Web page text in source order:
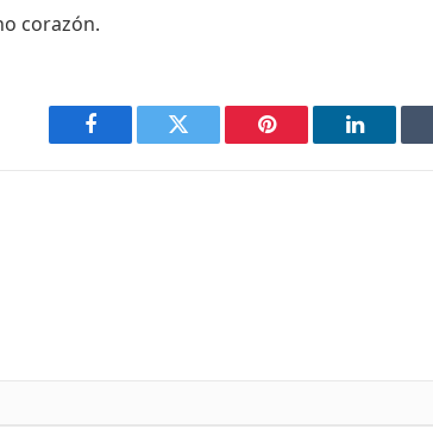
corazón.
Facebook Twitter Pinterest LinkedIn